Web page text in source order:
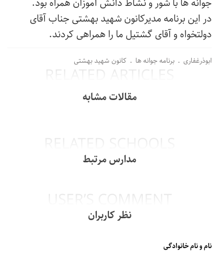
در این برنامه مدیرکانون شهید بهشتی جناب آقای
دولتخواه و آقای گشتیل ما را همراهی کردند.
ابوذرغفاری برنامه جوانه ها کانون شهید بهشتی
مقالات مشابه
مدارس مرتبط
نظر کاربران
نام و نام خانوادگی